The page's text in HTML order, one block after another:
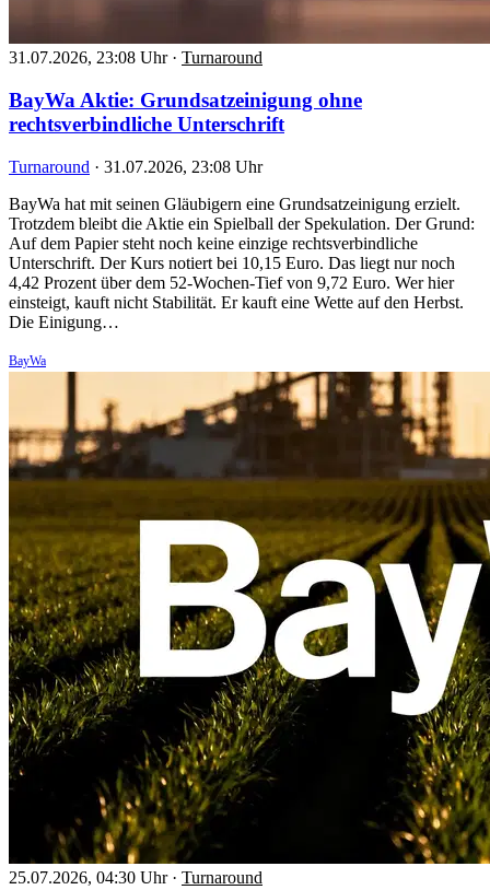
31.07.2026, 23:08 Uhr · Turnaround
BayWa Aktie: Grundsatzeinigung ohne
rechtsverbindliche Unterschrift
Turnaround · 31.07.2026, 23:08 Uhr
BayWa hat mit seinen Gläubigern eine Grundsatzeinigung erzielt.
Trotzdem bleibt die Aktie ein Spielball der Spekulation. Der Grund:
Auf dem Papier steht noch keine einzige rechtsverbindliche
Unterschrift. Der Kurs notiert bei 10,15 Euro. Das liegt nur noch
4,42 Prozent über dem 52-Wochen-Tief von 9,72 Euro. Wer hier
einsteigt, kauft nicht Stabilität. Er kauft eine Wette auf den Herbst.
Die Einigung…
BayWa
25.07.2026, 04:30 Uhr · Turnaround